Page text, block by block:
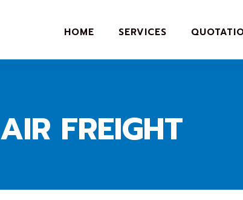
HOME SERVICES
AIR FREIGHT